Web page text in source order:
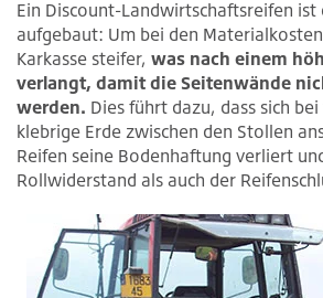
Ein Discount-Landwirtschaftsreifen ist
aufgebaut: Um bei den
Karkasse steifer, was nach einem
verlangt, damit die Seitenwände
werden. Dies führt dazu, dass sich
klebrige Erde zwischen den Stollen
Reifen seine Bodenhaftung verliert
Rollwiderstand als auch der